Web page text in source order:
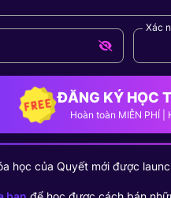
Xác
ĐĂNG KÝ HỌC
Hoàn toàn MIỄN PHÍ |
học của Quyếtmới được